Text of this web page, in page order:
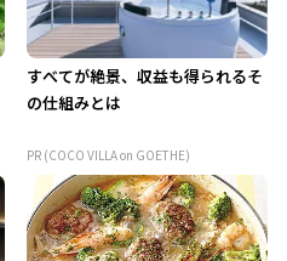
すべてが絶景、収益も得られるそ
の仕組みとは
PR (COCO VILLA on GOETHE)